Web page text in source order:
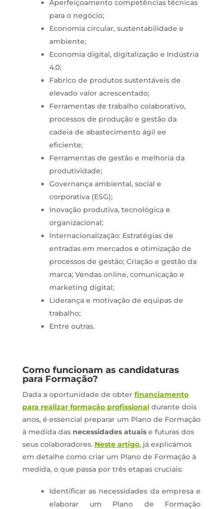
Aperfeiçoamento competências técnicas
para o negócio;
Economia circular, sustentabilidade e
ambiente;
Economia digital, digitalização e Indústria
4.0;
Fabrico de produtos sustentáveis de
elevado valor acrescentado;
Ferramentas de trabalho colaborativo,
processos de produção e gestão da
cadeia de abastecimento ágil ee
eficiente;
Ferramentas de gestão e melhoria da
produtividade;
Governança ambiental, social e
corporativa (ESG);
Inovação produtiva, tecnológica e
organizacional;
Internacionalização: Estratégias de
entradas em mercados e otimização de
processos de gestão; Criação e gestão da
marca; Vendas online, comunicação e
marketing digital;
Liderança e motivação de equipas de
trabalho;
Entre outras.
Como funcionam as candidaturas
para Formação?
Dada a oportunidade de obter financiamento
para realizar formação profissionaldurante dois
anos, é essencial preparar um Plano de Formação
à medida das necessidades atuaise futuras dos
seus colaboradores. Neste artigo, já explicámos
em detalhe como criar um Plano de Formação à
medida, o que passa por três etapas cruciais:
Identificar as necessidades da empresa e
elaborar um Plano de Formação